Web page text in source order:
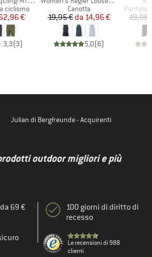
ciclismo
ridotto
€
3,3(3)
Gruppo di prodotti
Canotta
Prezzo
19,95 € Prezzo ridotto
da 14,96 €
5,0(6)
Gruppo
19,95
Julian di Bergfreunde - Acquirenti
outdoor migliori e più
69 €
100 giorni di diritto di
recesso
Le recensioni di 988
clienti